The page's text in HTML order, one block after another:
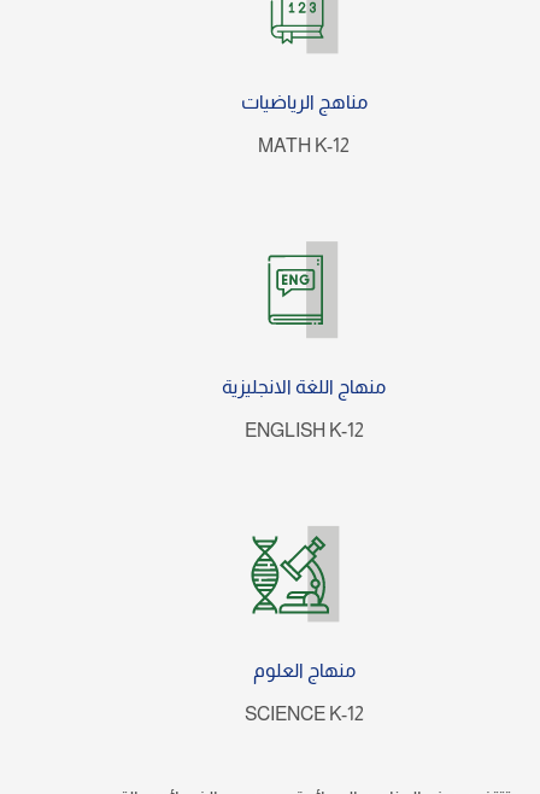
مناهج الرياضيات
MATH K-12
منهاج اللغة الانجليزية
ENGLISH K-12
منهاج العلوم
SCIENCE K-12